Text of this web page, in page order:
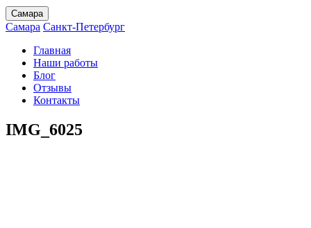
Самара
Самара Санкт-Петербург
Главная
Наши работы
Блог
Отзывы
Контакты
IMG_6025